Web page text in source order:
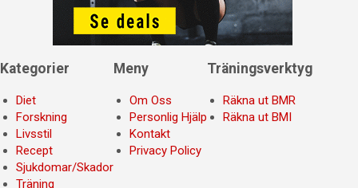
Kategorier
Diet
Forskning
Livsstil
Recept
Sjukdomar/Skador
Träning
Meny
Om Oss
Personlig Hjälp
Kontakt
Privacy Policy
Träningsverktyg
Räkna ut BMR
Räkna ut BMI